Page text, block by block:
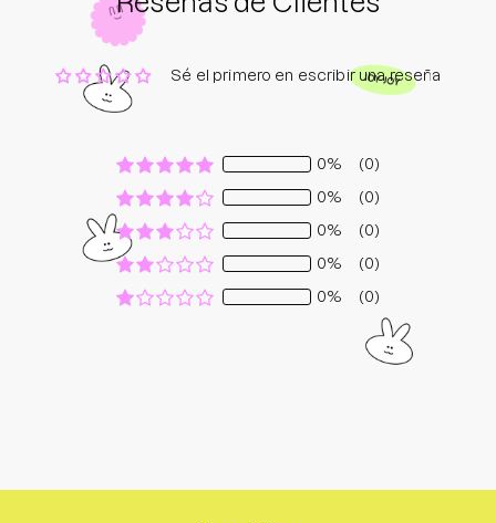
Sé el primero en escribir una reseña
0%
(0)
0%
(0)
0%
(0)
0%
(0)
0%
(0)